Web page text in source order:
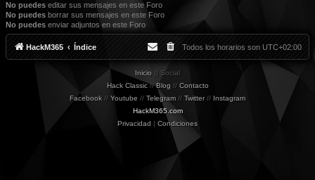
No puedes editar sus mensajes en este Foro
No puedes borrar sus mensajes en este Foro
No puedes enviar adjuntos en este Foro
HackM365 Índice Todos los horarios son UTC+02:00
Inicio || Social
Hack Classic//Blog // Contacto
Facebook // Youtube // Telegram // Twitter// Instagram
HackM365.com
Privacidad | Condiciones